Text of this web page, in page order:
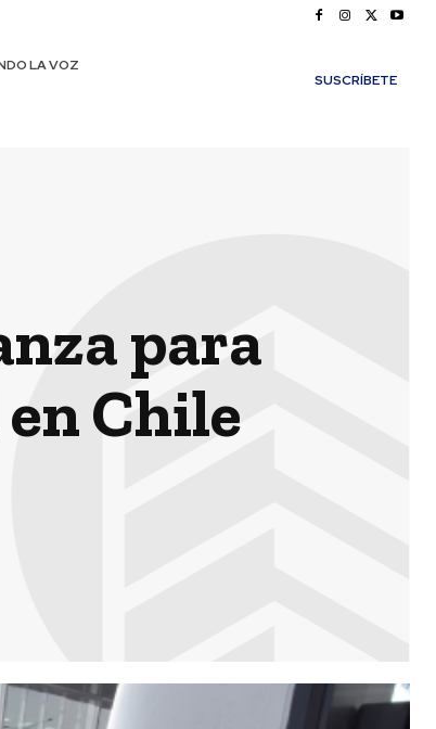
LA VOZ
SUSCRÍBETE
para
Chile